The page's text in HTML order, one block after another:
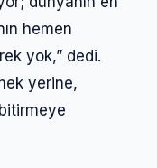
hemen
yok,” dedi.
yerine,